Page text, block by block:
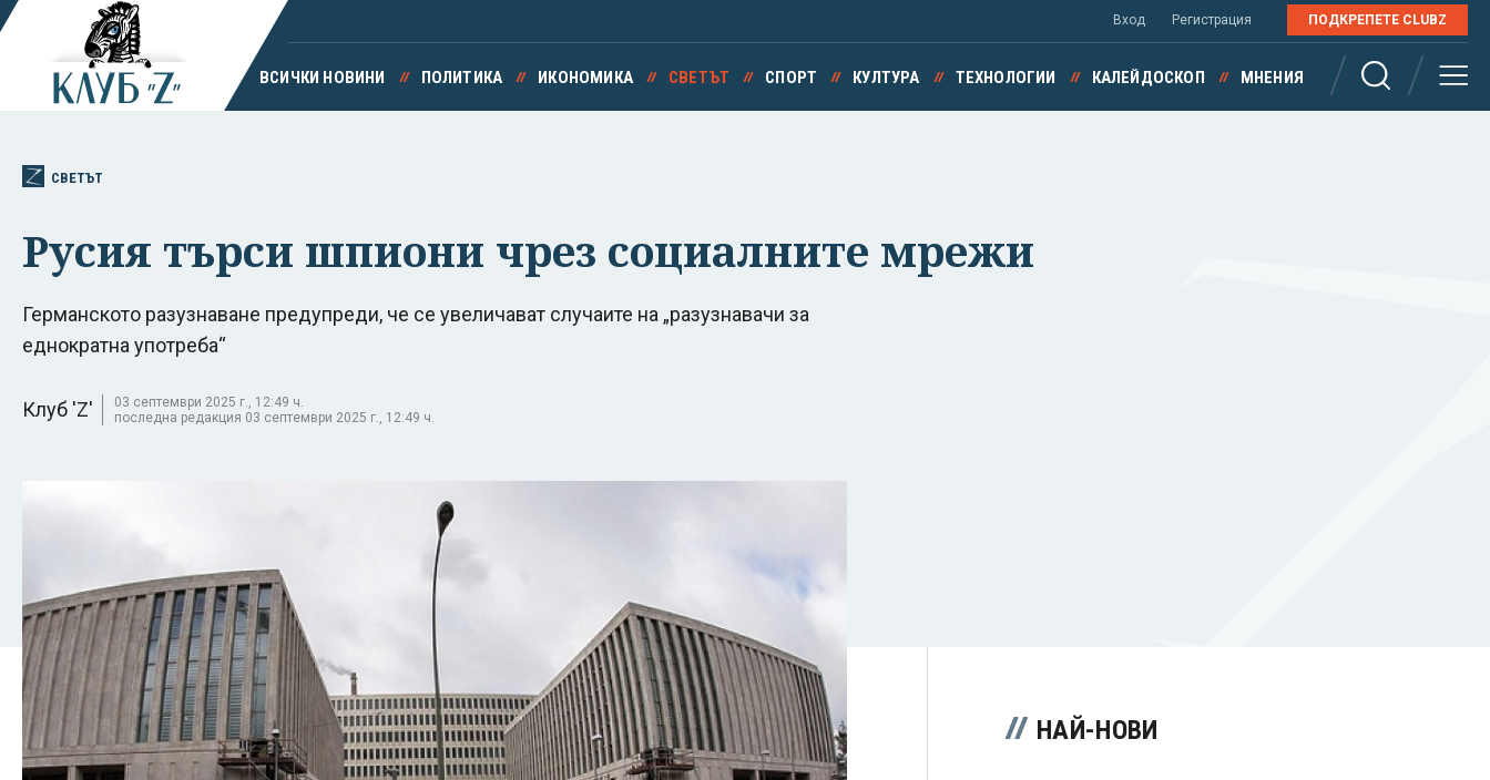
Вход Регистрация ПОДКРЕПЕТЕ CLUBZ
ВСИЧКИ НОВИНИ ПОЛИТИКА ИКОНОМИКА СВЕТЪТ СПОРТ КУЛТУРА ТЕХНОЛОГИИ КАЛЕЙДОСКОП МНЕНИЯ
СВЕТЪТ
Русия търси шпиони чрез социалните мрежи
Германското разузнаване предупреди, че се увеличават случаите на „разузнавачи за
еднократна употреба“
Клуб 'Z'
03 септември 2025 г., 12:49 ч.
последна редакция 03 септември 2025 г., 12:49 ч.
НАЙ-НОВИ